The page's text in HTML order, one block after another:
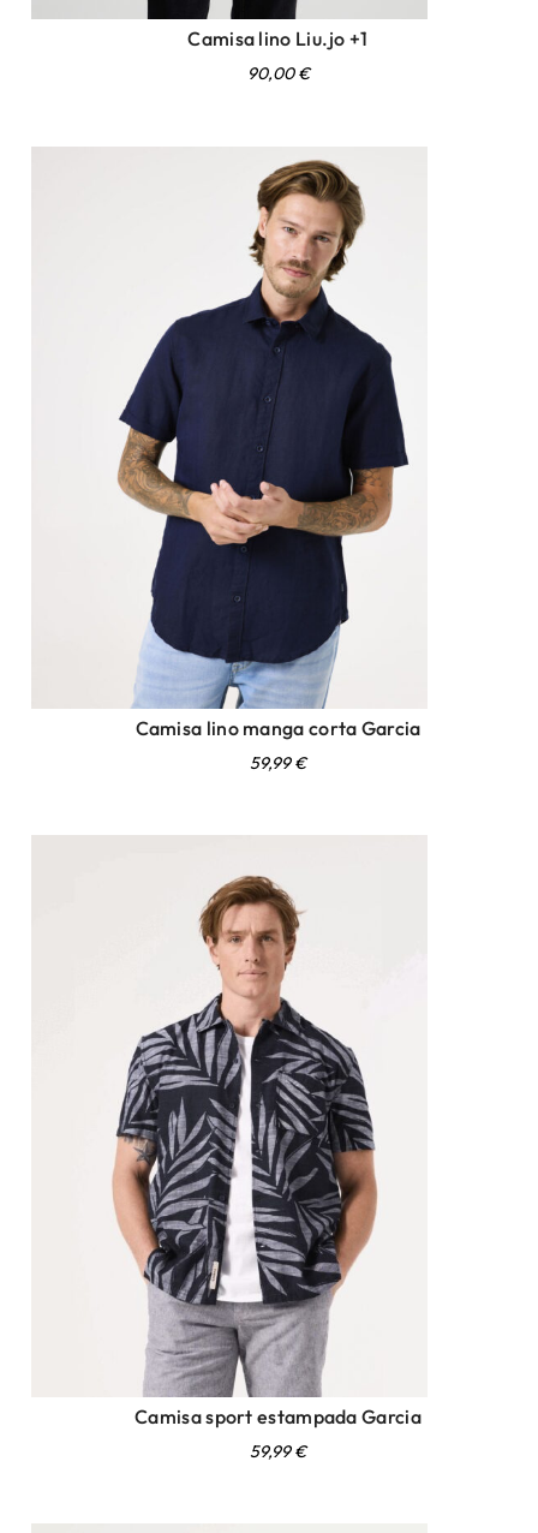
Camisa lino Liu.jo +1
90,00€
Camisa lino manga corta Garcia
59,99€
Camisa sport estampada Garcia
59,99€